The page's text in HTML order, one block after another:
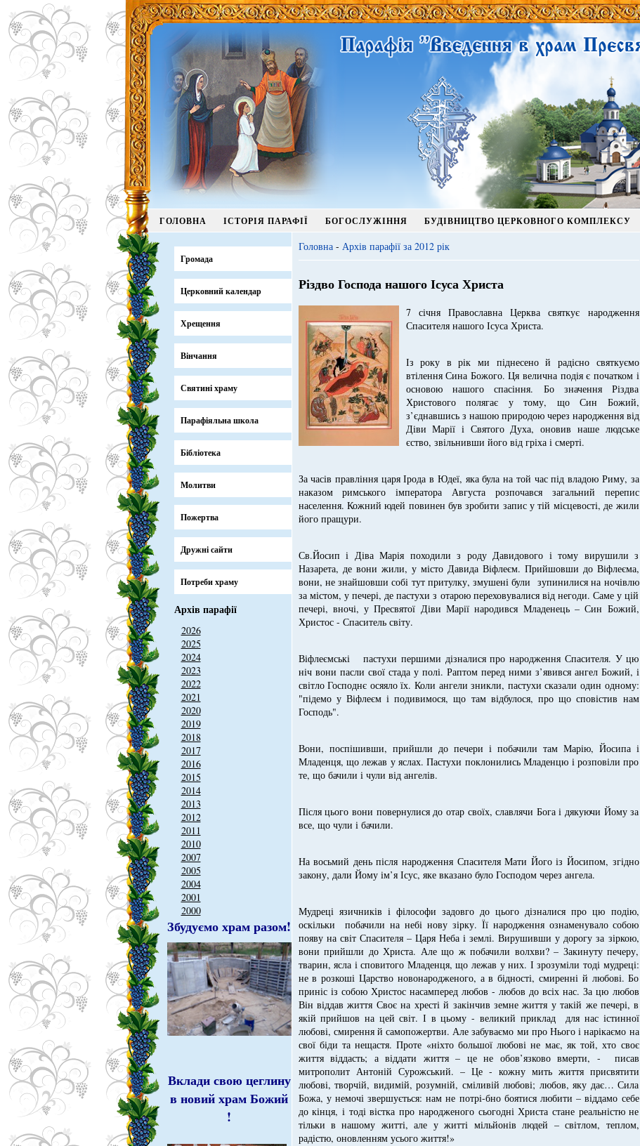
ГОЛОВНА ІСТОРІЯ ПАРАФІЇ БОГОСЛУЖІННЯ БУДІВНИЦТВО ЦЕРКОВНОГО КОМПЛЕКСУ
Громада
Церковний календар
Хрещення
Вінчання
Святині храму
Парафіяльна школа
Бібліотека
Молитви
Пожертва
Дружні сайти
Потреби храму
Архів парафії
2026
2025
2024
2023
2022
2021
2020
2019
2018
2017
2016
2015
2014
2013
2012
2011
2010
2007
2005
2004
2001
2000
Збудуємо храм разом!
Вклади свою цеглину
в новий храм Божий
!
Головна- Архів парафії за 2012 рік
Різдво Господа нашого Ісуса Христа
7 січня Православна Церква святкує народження
Спасителя нашого Ісуса Христа.
Із року в рік ми піднесено й радісно святкуємо
втілення Сина Божого. Ця велична подія є початком і
основою нашого спасіння. Бо значення Різдва
Христового полягає у тому, що Син Божий,
з’єднавшись з нашою природою через народження від
Діви Марії і Святого Духа, оновив наше людське
єство, звільнивши його від гріха і смерті.
За часів правління царя Ірода в Юдеї, яка була на той час під владою Риму, за
наказом римського імператора Августа розпочався загальний перепис
населення. Кожний юдей повинен був зробити запис у тій місцевості, де жили
його пращури.
Св.Йосип і Діва Марія походили з роду Давидового і тому вирушили з
Назарета, де вони жили, у місто Давида Віфлеєм. Прийшовши до Віфлеєма,
вони, не знайшовши собі тут притулку, змушені були зупинилися на ночівлю
за містом, у печері, де пастухи з отарою переховувалися від негоди. Саме у цій
печері, вночі, у Пресвятої Діви Марії народився Младенець – Син Божий,
Христос - Спаситель світу.
Віфлеємські пастухи першими дізналися про народження Спасителя. У цю
ніч вони пасли свої стада у полі. Раптом перед ними з’явився ангел Божий, і
світло Господнє осяяло їх. Коли ангели зникли, пастухи сказали один одному:
"підемо у Віфлеєм і подивимося, що там відбулося, про що сповістив нам
Господь".
Вони, поспішивши, прийшли до печери і побачили там Марію, Йосипа і
Младенця, що лежав у яслах. Пастухи поклонились Младенцю і розповіли про
те, що бачили і чули від ангелів.
Після цього вони повернулися до отар своїх, славлячи Бога і дякуючи Йому за
все, що чули і бачили.
На восьмий день після народження Спасителя Мати Його із Йосипом, згідно
закону, дали Йому ім’я Ісус, яке вказано було Господом через ангела.
Мудреці язичників і філософи задовго до цього дізналися про цю подію,
оскільки побачили на небі нову зірку. Її народження ознаменувало собою
появу на світ Спасителя – Царя Неба і землі. Вирушивши у дорогу за зіркою,
вони прийшли до Христа. Але що ж побачили волхви? – Закинуту печеру,
тварин, ясла і сповитого Младенця, що лежав у них. І зрозуміли тоді мудреці:
не в розкоші Царство новонародженого, а в бідності, смиренні й любові. Бо
приніс із собою Христос насамперед любов - любов до всіх нас. За цю любов
Він віддав життя Своє на хресті й закінчив земне життя у такій же печері, в
якій прийшов на цей світ. І в цьому - великий приклад для нас істинної
любові, смирення й самопожертви. Але забуваємо ми про Нього і нарікаємо на
свої біди та нещастя. Проте «ніхто большої любові не має, як той, хто своє
життя віддасть; а віддати життя – це не обов’язково вмерти, - писав
митрополит Антоній Сурожський. – Це - кожну мить життя присвятити
любові, творчій, видимій, розумній, сміливій любові; любов, яку дає… Сила
Божа, у немочі звершується: нам не потрі-бно боятися любити – віддамо себе
до кінця, і тоді вістка про народженого сьогодні Христа стане реальністю не
тільки в нашому житті, але у житті мільйонів людей – світлом, теплом,
радістю, оновленням усього життя!»